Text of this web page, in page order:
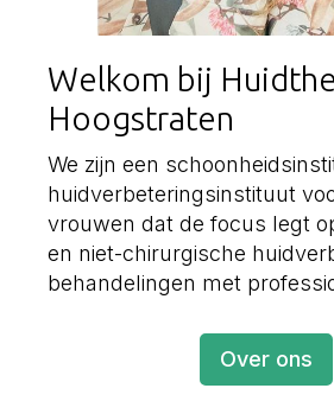
Welkom bij
Hoogstraten
We zijn een
huidverbeteringsinstituut
vrouwen dat de focus legt
en niet-chirurgische
behandelingen met
Over ons